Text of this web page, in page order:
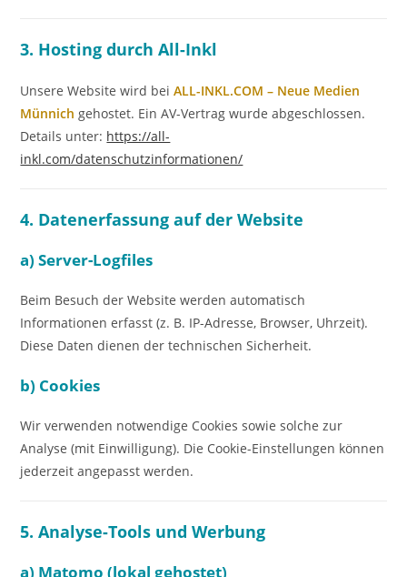
3. Hosting durch All-Inkl
Unsere Website wird beiALL-INKL.COM – Neue Medien
Münnich gehostet. Ein AV-Vertrag wurde abgeschlossen.
Details unter: https://all-
inkl.com/datenschutzinformationen/
4. Datenerfassung auf der Website
a) Server-Logfiles
Beim Besuch der Website werden automatisch
Informationen erfasst (z. B. IP-Adresse, Browser, Uhrzeit).
Diese Daten dienen der technischen Sicherheit.
b) Cookies
Wir verwenden notwendige Cookies sowie solche zur
Analyse (mit Einwilligung). Die Cookie-Einstellungen können
jederzeit angepasst werden.
5. Analyse-Tools und Werbung
a) Matomo (lokal gehostet)